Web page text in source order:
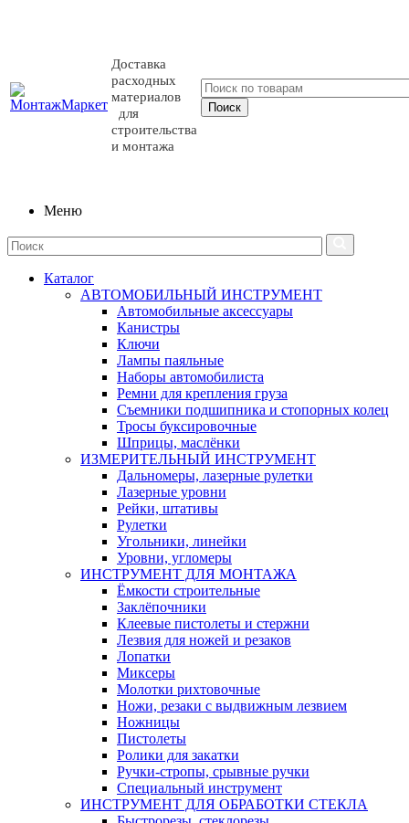
Доставка
расходных
материалов
для
строительства
и монтажа
Меню
Каталог
АВТОМОБИЛЬНЫЙ ИНСТРУМЕНТ
Автомобильные аксессуары
Канистры
Ключи
Лампы паяльные
Наборы автомобилиста
Ремни для крепления груза
Съемники подшипника и стопорных колец
Тросы буксировочные
Шприцы, маслёнки
ИЗМЕРИТЕЛЬНЫЙ ИНСТРУМЕНТ
Дальномеры, лазерные рулетки
Лазерные уровни
Рейки, штативы
Рулетки
Угольники, линейки
Уровни, угломеры
ИНСТРУМЕНТ ДЛЯ МОНТАЖА
Ёмкости строительные
Заклёпочники
Клеевые пистолеты и стержни
Лезвия для ножей и резаков
Лопатки
Миксеры
Молотки рихтовочные
Ножи, резаки с выдвижным лезвием
Ножницы
Пистолеты
Ролики для закатки
Ручки-стропы, срывные ручки
Специальный инструмент
ИНСТРУМЕНТ ДЛЯ ОБРАБОТКИ СТЕКЛА